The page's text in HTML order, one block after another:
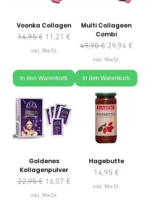
Voonka Collagen
Standardpreis
14,95 € Sale-Preis
11,21 €
inkl. MwSt.
In den Warenkorb
Multi Collageen
Combi
Standardpreis
49,90 € Sale-Preis
29,94 €
inkl. MwSt.
In den Warenkorb
Goldenes
Kollagenpulver
Standardpreis
22,95 € Sale-Preis
16,07 €
inkl. MwSt.
Hagebutte
Preis
14,95 €
inkl. MwSt.